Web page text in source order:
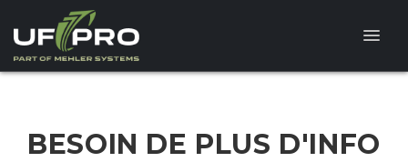
Toggle
FAQ
BESOIN DE PLUS D'INFO